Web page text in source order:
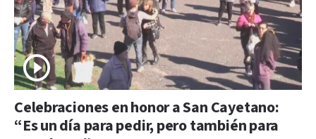
Celebraciones en honor a San Cayetano:
“Es un día para pedir, pero también para